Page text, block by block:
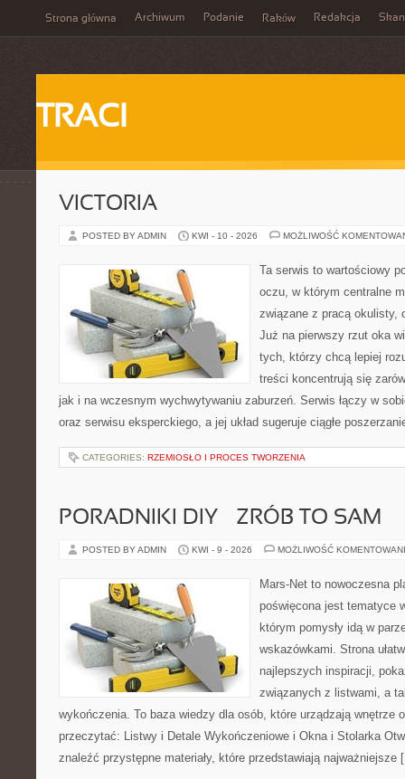
Strona główna Archiwum Podanie Raków Redakcja
TRACI
VICTORIA
POSTED BY ADMIN KWI - 10 - 2026 MOŻLIWOŚĆ
Ta serwis to wartościowy
oczu, w którym centralne
związane z pracą okulisty,
Już na pierwszy rzut oka
tych, którzy chcą lepiej
treści koncentrują się
jak i na wczesnym wychwytywaniu zaburzeń. Serwis łączy w
oraz serwisu eksperckiego, a jej układ sugeruje ciągłe
CATEGORIES: RZEMIOSŁO I PROCES TWORZENIA
PORADNIKI DIY – ZRÓB TO SAM
POSTED BY ADMIN KWI - 9 - 2026 MOŻLIWOŚĆ
Mars-Net to nowoczesna
poświęcona jest tematyce
którym pomysły idą w
wskazówkami. Strona
najlepszych inspiracji,
związanych z listwami, a
wykończenia. To baza wiedzy dla osób, które urządzają wnętrze
przeczytać: Listwy i Detale Wykończeniowe i Okna i Stolarka
znaleźć przystępne materiały, które przedstawiają